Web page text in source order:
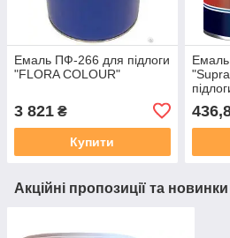
Емаль ПФ-266 для підлоги
"FLORA COLOUR"
3 821 ₴
Купити
Акційні пропозиції та новинки